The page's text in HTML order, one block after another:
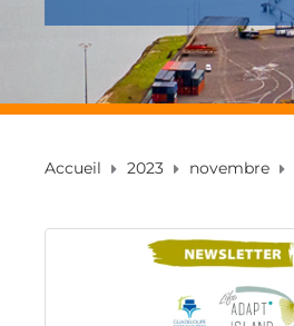
Accueil 2023 novembre